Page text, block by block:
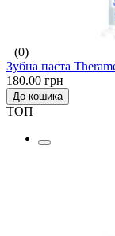
(0)
Зубна паста
180.00 грн
До кошика
ТОП